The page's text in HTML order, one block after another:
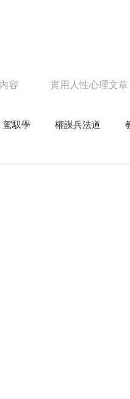
容 實用人性心理文章
駕馭學 權謀兵法道